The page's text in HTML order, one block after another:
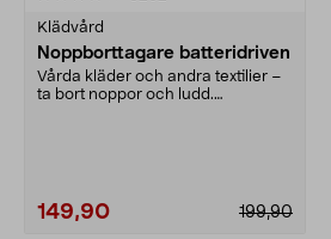
Klädvård
Noppborttagare batteridriven
Vårda kläder och andra textilier –
ta bort noppor och ludd.
199,90
149,90